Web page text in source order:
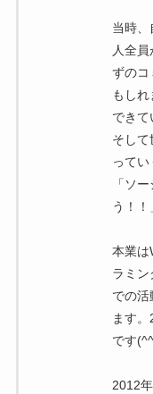
当時
人全
ずのコ
もし
できて
そし
って
「ソ
う！！
本業は
ラミ
での
ます
です
2012